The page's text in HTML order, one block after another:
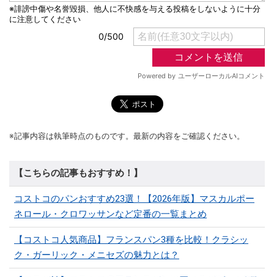
※記事内容は執筆時点のものです。最新の内容をご確認ください。
【こちらの記事もおすすめ！】
コストコのパンおすすめ23選！【2026年版】マスカルポー
ネロール・クロワッサンなど定番の一覧まとめ
【コストコ人気商品】フランスパン3種を比較！クラシッ
ク・ガーリック・メニセズの魅力とは？